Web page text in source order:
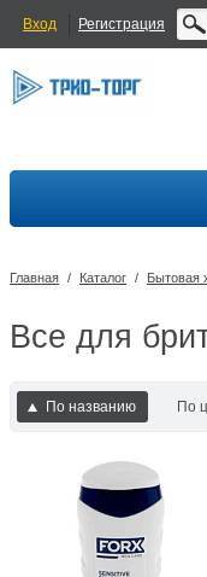
Вход Регистрация
Главная / Каталог / Бытовая
Все для
По названию По